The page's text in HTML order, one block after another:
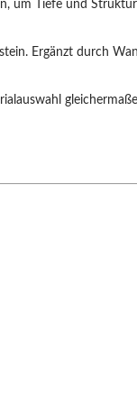
um Tiefe und
Ergänzt durch